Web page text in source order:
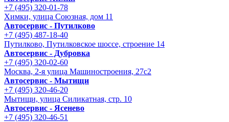
+7 (495) 320-01-78
Химки, улица Союзная, дом 11
Автосервис - Путилково
+7 (495) 487-18-40
Путилково, Путилковское шоссе, строение 14
Автосервис - Дубровка
+7 (495) 320-02-60
Москва, 2-я улица Машиностроения, 27с2
Автосервис - Мытищи
+7 (495) 320-46-20
Мытищи, улица Силикатная, стр. 10
Автосервис - Ясенево
+7 (495) 320-46-51